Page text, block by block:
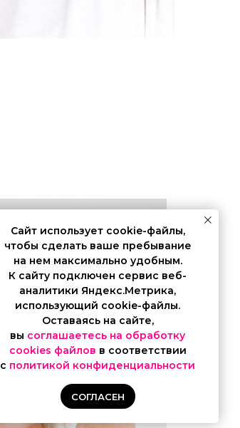
Сайт использует cookie-файлы,
чтобы сделать ваше пребывание
на нем максимально удобным.
К cайту подключен сервис веб-
аналитики Яндекс.Метрика,
использующий cookie-файлы.
Оставаясь на сайте,
вы соглашаетесь на обработку
cookies файлов в соответствии
с политикой конфиденциальности
СОГЛАСЕН